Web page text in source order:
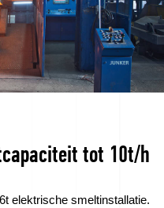
tot 10t/h
elektrische smeltinstallatie.